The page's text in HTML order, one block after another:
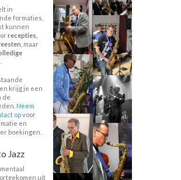
informatie
boekingen?
DIRECT CONTACT
in
formaties,
kunnen
recepties,
, maar
krijg je een
de
Neem
opvoor
en
boekingen.
Jazz
uit